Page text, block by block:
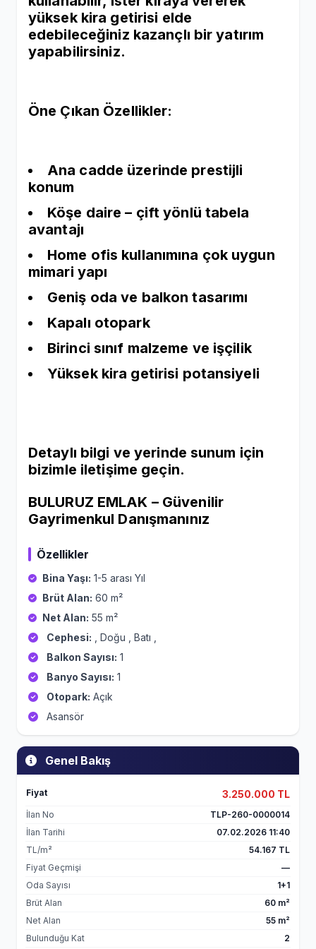
Genel Bakış
Fiyat 3.250.000 TL
İlan No
TLP-260-0000014
İlan Tarihi
07.02.2026 11:40
TL/m²
54.167 TL
Fiyat Geçmişi
—
Oda Sayısı
1+1
Brüt Alan
60 m²
Net Alan
55 m²
Bulunduğu Kat
2
yüksek kira getirisi elde
edebileceğiniz kazançlı bir yatırım
yapabilirsiniz.
Öne Çıkan Özellikler:
Ana cadde üzerinde prestijli
konum
Köşe daire – çift yönlü tabela
avantajı
Home ofis kullanımına çok uygun
mimari yapı
Geniş oda ve balkon tasarımı
Kapalı otopark
Birinci sınıf malzeme ve işçilik
Yüksek kira getirisi potansiyeli
Detaylı bilgi ve yerinde sunum için
bizimle iletişime geçin.
BULURUZ EMLAK – Güvenilir
Gayrimenkul Danışmanınız
Özellikler
Bina Yaşı: 1-5 arası Yıl
Brüt Alan: 60 m²
Net Alan: 55 m²
Cephesi: , Doğu , Batı ,
Balkon Sayısı: 1
Banyo Sayısı: 1
Otopark: Açık
Asansör